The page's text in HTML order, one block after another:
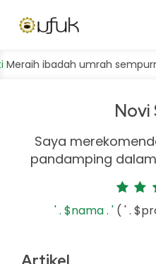
ibadah umrah sempurna
Novi
Saya
pandamping
' . $nama . ' ( ' .